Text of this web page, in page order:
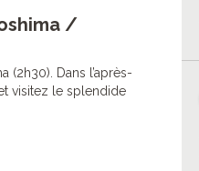
/
(2h30). Dans l’après-
visitez le splendide